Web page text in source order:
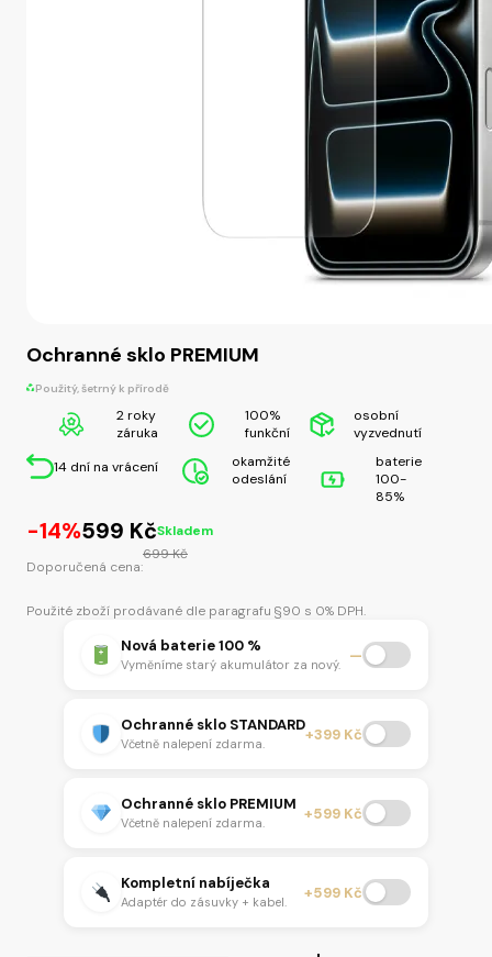
Ochranné sklo PREMIUM
Použitý, šetrný k přírodě
2 roky
záruka
100%
funkční
osobní
vyzvednutí
14 dní na vrácení
okamžité
odeslání
baterie
100-
85%
-14%Původní
cena
699 Kč.
599 KčAktuální
cena
599 Kč.
Skladem
Doporučená cena:
699Kč
Použité zboží prodávané dle paragrafu §90 s 0% DPH.
Nová baterie 100 %
Vyměníme starý akumulátor za nový. —
Ochranné sklo STANDARD
Včetně nalepení zdarma. +399 Kč
Ochranné sklo PREMIUM
Včetně nalepení zdarma. +599 Kč
Kompletní nabíječka
Adaptér do zásuvky + kabel. +599 Kč